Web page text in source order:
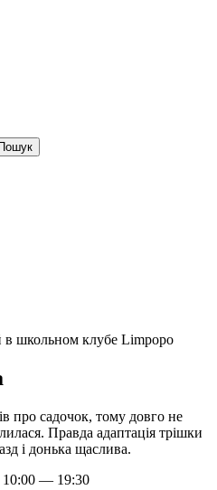
Пошук
про садочок, тому довго не
Правда адаптація трішки
і донька щаслива.
10:00 — 19:30